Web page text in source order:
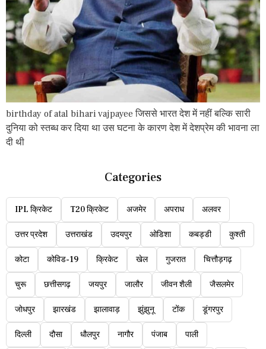
birthday of atal bihari vajpayee जिससे भारत देश में नहीं बल्कि सारी
दुनिया को स्तब्ध कर दिया था उस घटना के कारण देश में देशप्रेम की भावना ला
दी थी
Categories
IPL क्रिकेट T20 क्रिकेट अजमेर अपराध अलवर
उत्तर प्रदेश उत्तराखंड उदयपुर ओडिशा कबड्डी कुश्ती
कोटा कोविड-19 क्रिकेट खेल गुजरात चित्तौड़गढ़
चुरू छत्तीसगढ़ जयपुर जालौर जीवन शैली जैसलमेर
जोधपुर झारखंड झालावाड़ झुंझुनू टोंक डूंगरपुर
दिल्ली दौसा धौलपुर नागौर पंजाब पाली